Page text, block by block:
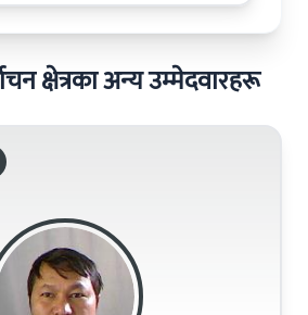
क्षेत्रका अन्य उम्मेदवारहरू